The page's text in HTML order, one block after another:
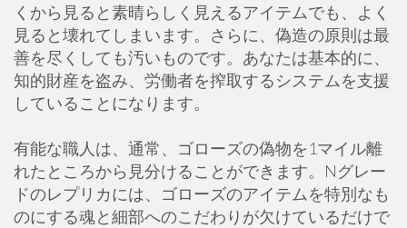
くから見ると素晴らしく見えるアイテムでも、よく
見ると壊れてしまいます。さらに、偽造の原則は最
善を尽くしても汚いものです。あなたは基本的に、
知的財産を盗み、労働者を搾取するシステムを支援
していることになります。
有能な職人は、通常、ゴローズの偽物を1マイル離
れたところから見分けることができます。Nグレー
ドのレプリカには、ゴローズのアイテムを特別なも
のにする魂と細部へのこだわりが欠けているだけで